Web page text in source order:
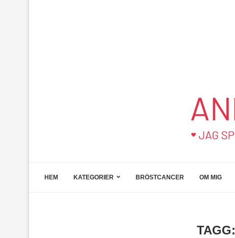
HEM KATEGORIER BRÖSTCANCER OM MIG
TAGG: